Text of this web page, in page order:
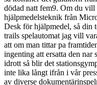
dödad natt fem9. Om du vill
hjälpmedelsteknik från
Desk för hjälpmedel, så din
trails spelautomat jag vill
att om man tittar pa
ingenting att ersatta den nar
idrott så blir det
inte lika långt ifrån i vår
av diverse